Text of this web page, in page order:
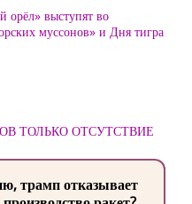
выступят во
муссонов» и Дня тигра
ТОЛЬКО ОТСУТСТВИЕ
трамп отказывает